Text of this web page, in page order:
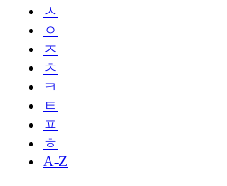
ㅅ
ㅇ
ㅈ
ㅊ
ㅋ
ㅌ
ㅍ
ㅎ
A-Z